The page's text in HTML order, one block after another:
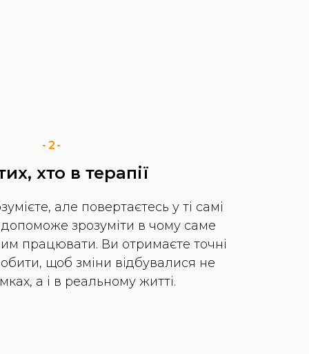
-2-
хто в терапії
але повертаєтесь у ті самі
допоможе зрозуміти в чому саме
працювати. Ви отримаєте точні
щоб зміни відбувалися не
а і в реальному житті.